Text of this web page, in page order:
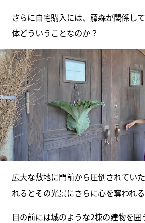
さらに自宅購入には、藤森が関係し
体どういうことなのか？
広大な敷地に門前から圧倒されてい
れるとその光景にさらに心を奪われる
目の前には城のような2棟の建物を囲